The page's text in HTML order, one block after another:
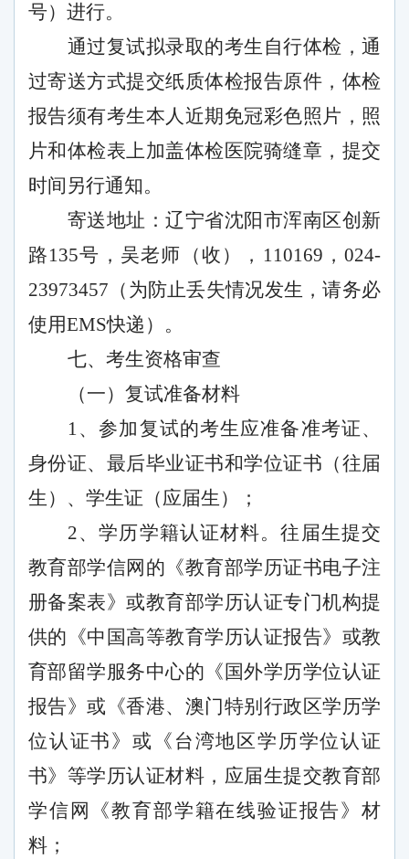
号）进行。
通过复试拟录取的考生自行体检，通
过寄送方式提交纸质体检报告原件，体检
报告须有考生本人近期免冠彩色照片，照
片和体检表上加盖体检医院骑缝章，提交
时间另行通知。
寄送地址：辽宁省沈阳市浑南区创新
路135号，吴老师（收），110169，024-
23973457（为防止丢失情况发生，请务必
使用EMS快递）。
七、考生资格审查
（一）复试准备材料
1、参加复试的考生应准备准考证、
身份证、最后毕业证书和学位证书（往届
生）、学生证（应届生）；
2、学历学籍认证材料。往届生提交
教育部学信网的《教育部学历证书电子注
册备案表》或教育部学历认证专门机构提
供的《中国高等教育学历认证报告》或教
育部留学服务中心的《国外学历学位认证
报告》或《香港、澳门特别行政区学历学
位认证书》或《台湾地区学历学位认证
书》等学历认证材料，应届生提交教育部
学信网《教育部学籍在线验证报告》材
料；